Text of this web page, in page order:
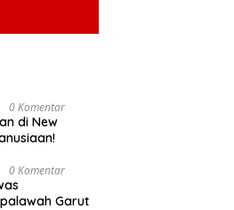
0 Komentar
di New
0 Komentar
Garut